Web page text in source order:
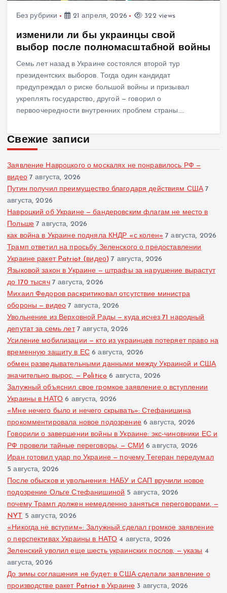
Без рубрики 21 апреля, 2026 322 views
изменили ли бы украинцы свой
выбор после полномасштабной войны
Семь лет назад в Украине состоялся второй тур
президентских выборов. Тогда один кандидат
предупреждал о риске большой войны и призывал
укреплять государство, другой — говорил о
первоочередности внутренних проблем страны.…
Свежие записи
Заявление Навроцкого о москалях не понравилось РФ —
видео 7 августа, 2026
Путин получил преимущество благодаря действиям США 7
августа, 2026
Навроцкий об Украине — бандеровским флагам не место в
Польше 7 августа, 2026
как война в Украине подняла КНДР «с колен» 7 августа, 2026
Трамп ответил на просьбу Зеленского о предоставлении
Украине ракет Patriot (видео) 7 августа, 2026
Языковой закон в Украине — штрафы за нарушение вырастут
до 170 тысяч 7 августа, 2026
Михаил Федоров раскритиковал отсутствие министра
обороны — видео 7 августа, 2026
Увольнение из Верховной Рады — куда исчез 71 народный
депутат за семь лет 7 августа, 2026
Усиление мобилизации — кто из украинцев потеряет право на
временную защиту в ЕС 6 августа, 2026
обмен разведывательными данными между Украиной и США
значительно вырос, — Politico 6 августа, 2026
Залужный объяснил свое громкое заявление о вступлении
Украины в НАТО 6 августа, 2026
«Мне нечего было и нечего скрывать»: Стефанишина
прокомментировала новое подозрение 6 августа, 2026
Говорили о завершении войны в Украине: экс-чиновники ЕС и
РФ провели тайные переговоры, — СМИ 6 августа, 2026
Иран готовил удар по Украине — почему Тегеран передумал
5 августа, 2026
После обысков и увольнения: НАБУ и САП вручили новое
подозрение Ольге Стефанишиной 5 августа, 2026
почему Трамп должен немедленно заняться переговорами, —
NYT 5 августа, 2026
«Никогда не вступим»: Залужный сделал громкое заявление
о перспективах Украины в НАТО 4 августа, 2026
Зеленский уволил еще шесть украинских послов, — указы 4
августа, 2026
До зимы соглашения не будет: в США сделали заявление о
производстве ракет Patriot в Украине 3 августа, 2026